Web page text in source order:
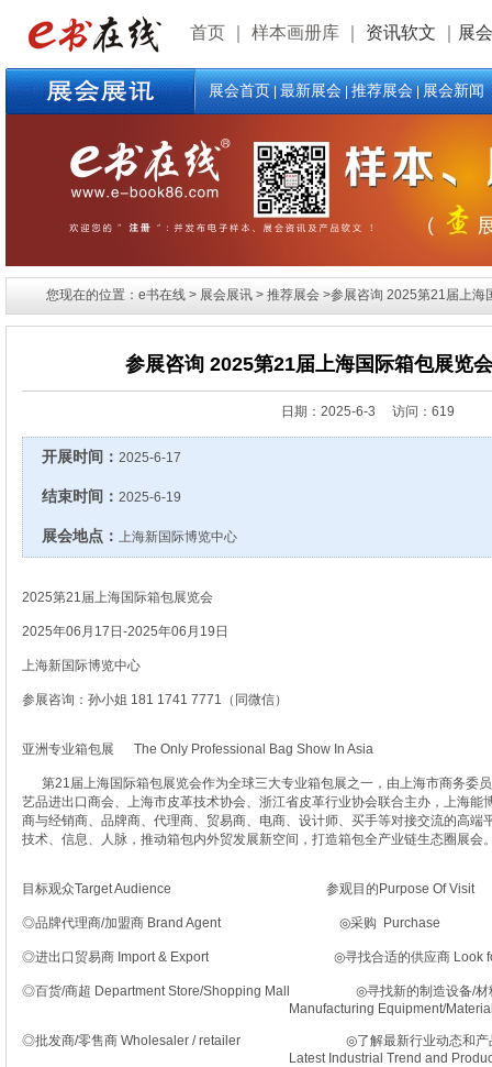
首页 样本画册库 资讯软文 展
展会首页|最新展会|推荐展会|展会新闻
您现在的位置：e书在线 > 展会展讯 > 推荐展会 >参展咨询 2025第21届上海
参展咨询 2025第21届上海国际箱包展览
日期： 2025-6-3 访问：619
开展时间： 2025-6-17
结束时间： 2025-6-19
展会地点： 上海新国际博览中心
2025第21届上海国际箱包展览会
2025年06月17日-2025年06月19日
上海新国际博览中心
参展咨询：孙小姐 181 1741 7771（同微信）
亚洲专业箱包展 The Only Professional Bag Show In Asia
第21届上海国际箱包展览会作为全球三大专业箱包展之一，由上海市商务委
艺品进出口商会、上海市皮革技术协会、浙江省皮革行业协会联合主办，上海能
商与经销商、品牌商、代理商、贸易商、电商、设计师、买手等对接交流的高端
技术、信息、人脉，推动箱包内外贸发展新空间，打造箱包全产业链生态圈展会
目标观众Target Audience 参观目的Purpose Of Visit
◎品牌代理商/加盟商 Brand Agent ◎采购 Purchase
◎进出口贸易商 Import & Export ◎寻找合适的供应商 Look for
◎百货/商超 Department Store/Shopping Mall ◎寻找新的
Manufacturing Equipment/
◎批发商/零售商 Wholesaler / retailer ◎了解最新行业
Latest Industrial Trend and